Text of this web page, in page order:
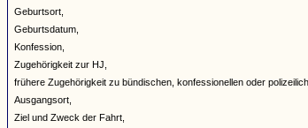
Geburtsort,
Geburtsdatum,
Konfession,
Zugehörigkeit zur HJ,
frühere Zugehörigkeit zu bündischen, konfessionellen oder
Ausgangsort,
Ziel und Zweck der Fahrt,